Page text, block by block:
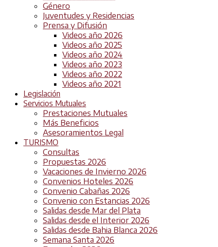
Género
Juventudes y Residencias
Prensa y Difusión
Videos año 2026
Videos año 2025
Videos año 2024
Videos año 2023
Videos año 2022
Videos año 2021
Legislación
Servicios Mutuales
Prestaciones Mutuales
Más Beneficios
Asesoramientos Legal
TURISMO
Consultas
Propuestas 2026
Vacaciones de Invierno 2026
Convenios Hoteles 2026
Convenio Cabañas 2026
Convenio con Estancias 2026
Salidas desde Mar del Plata
Salidas desde el Interior 2026
Salidas desde Bahia Blanca 2026
Semana Santa 2026